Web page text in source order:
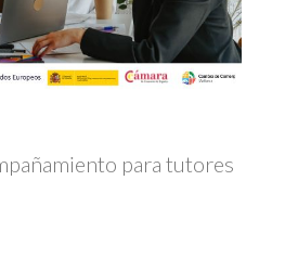
para tutores